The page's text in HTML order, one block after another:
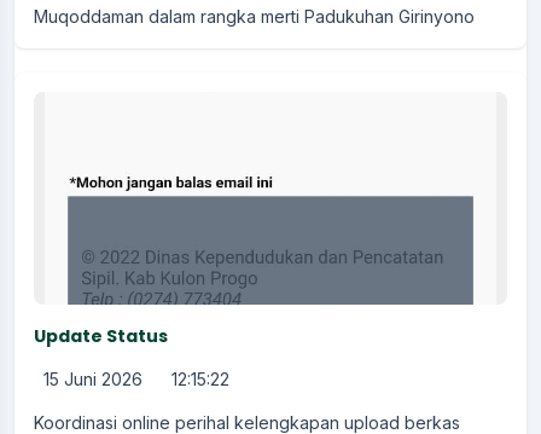
Muqoddaman dalam rangka merti Padukuhan Girinyono
Update Status
15 Juni 2026 12:15:22
Koordinasi online perihal kelengkapan upload berkas